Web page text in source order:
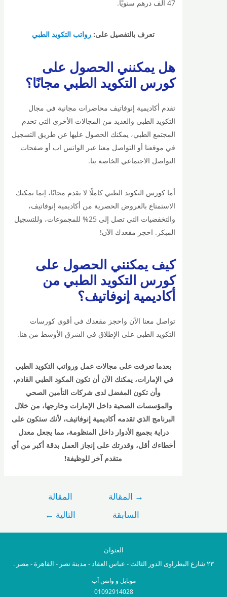
تعرف بالتفصيل على:رواتب التكويد الطبي
هل يمكنني الحصول على
كورس التكويد الطبي مجانًا؟
تقدم أكاديمية إنوفاتيف محاضرات مجانية في مجال
التكويد الطبي والعديد من المجالات الأخرى التي تخدم
المجتمع الطبي، يمكنك الحصول عليها عن طريق التسجيل
في موقعنا أو التواصل معنا عبر الواتس اب أو صفحات
التواصل الاجتماعي الخاصة بنا.
أما كورس التكويد الطبي كاملًا لا يقدم مجانًا، إنما يمكنك
الاستمتاع بالعروض الحصرية من أكاديمية إنوفاتيف،
والتخفضيات التي تصل إلى 25% للمجموعات، وللتسجيل
المبكر. احجز مقعدك الآن!
كيف يمكنني الحصول على
كورس التكويد الطبي من
أكاديمية إنوفاتيف؟
تواصل معنا الآن واحجز مقعدك في أقوى كورسات
التكويد الطبي على الإطلاق في الشرق الأوسط من هنا.
بعدما تعرفت على مجالات عمل ورواتب التكويد الطبي
في الإمارات، يمكنك الآن أن تكون المكود الطبي القادم،
وأن تكون المفضل لدى شركات التأمين الصحي
والمؤسسات الصحية داخل الإمارات وخارجها، من خلال
البرنامج الذي تقدمه أكاديمية إنوفاتيف، لأنك ستكون على
دراية بجميع الأدوار داخل المنظومة، مما يجعل معدل
أخطاءك أقل، وقدرتك على إنجاز العمل بدقة أكبر من أي
متقدم آخر للوظيفة!
المقالة
السابقة
المقالة
التالية←
العنوان
موبايل و واتس آب
01092914028